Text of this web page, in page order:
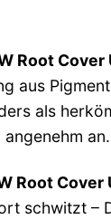
Root Cover
aus
als
Root Cover
schwitzt –